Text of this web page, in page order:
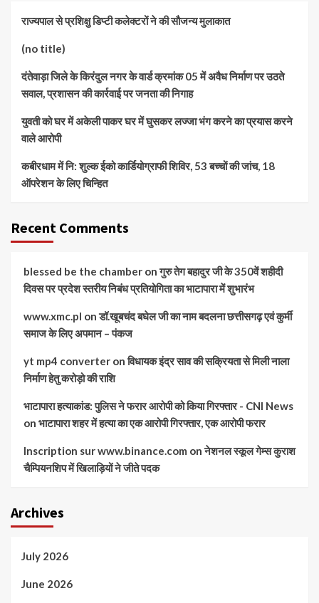
राज्यपाल से प्रशिक्षु डिप्टी कलेक्टरों ने की सौजन्य मुलाकात
(no title)
दंतेवाड़ा जिले के किरंदुल नगर के वार्ड क्रमांक 05 में अवैध निर्माण पर उठते
सवाल, प्रशासन की कार्रवाई पर जनता की निगाह
युवती को घर में अकेली पाकर घर में घुसकर लज्जा भंग करने का प्रयास करने
वाले आरोपी
कबीरधाम में नि: शुल्क ईको कार्डियोग्राफी शिविर, 53 बच्चों की जांच, 18
ऑपरेशन के लिए चिन्हित
Recent Comments
blessed be the chamber onगुरु तेग बहादुर जी के 350वें शहीदी
दिवस पर प्रदेश स्तरीय निबंध प्रतियोगिता का भाटापारा में शुभारंभ
www.xmc.pl onडॉ.खूबचंद बघेल जी का नाम बदलना छत्तीसगढ़ एवं कुर्मी
समाज के लिए अपमान – पंकज
yt mp4 converter onविधायक इंद्र साव की सक्रियता से मिली नाला
निर्माण हेतु करोड़ो की राशि
भाटापारा हत्याकांड: पुलिस ने फरार आरोपी को किया गिरफ्तार - CNI News
on भाटापारा शहर में हत्या का एक आरोपी गिरफ्तार, एक आरोपी फरार
Inscription sur www.binance.com onनेशनल स्कूल गेम्स कुराश
चैम्पियनशिप में खिलाड़ियों ने जीते पदक
Archives
July 2026
June 2026